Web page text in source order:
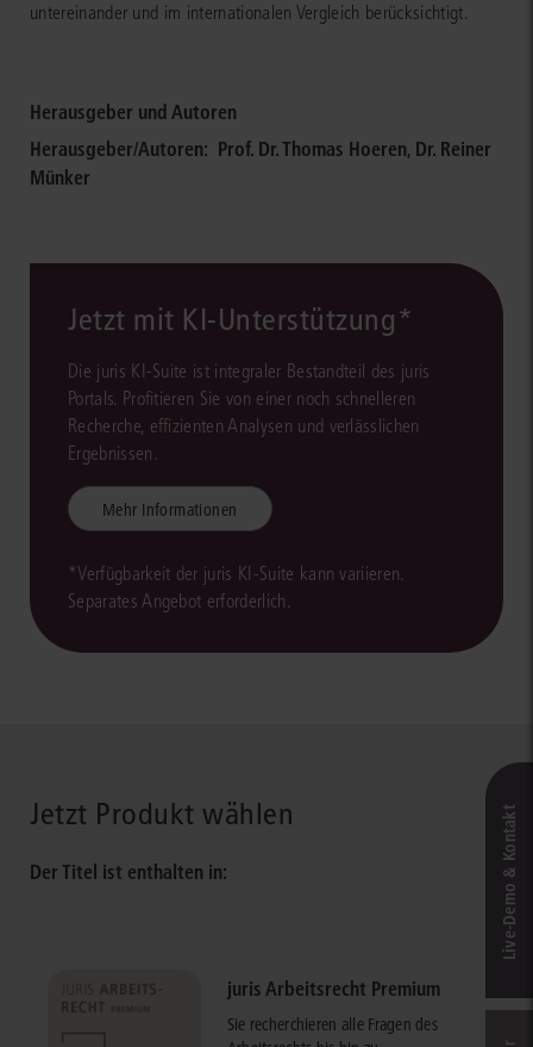
untereinander und im internationalen Vergleich berücksichtigt.
Herausgeber und Autoren
Herausgeber/Autoren: Prof. Dr. Thomas Hoeren, Dr. Reiner
Münker
Jetzt mit KI-Unterstützung*
Die juris KI-Suite ist integraler Bestandteil des juris
Portals. Profitieren Sie von einer noch schnelleren
Recherche, effizienten Analysen und verlässlichen
Ergebnissen.
Mehr Informationen
*Verfügbarkeit der juris KI-Suite kann variieren.
Separates Angebot erforderlich.
Jetzt Produkt wählen
Der Titel ist enthalten in:
juris Arbeitsrecht Premium
Sie recherchieren alle Fragen des
Live‑Demo & Kontakt